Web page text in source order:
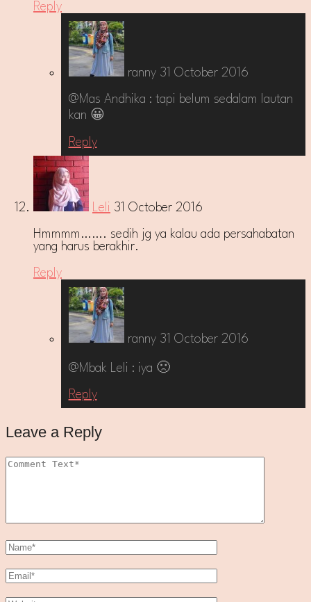
Reply
ranny 31 October 2016
@Mas Andhika : tapi belum sedalam lautan
kan 😀
Reply
Leli 31 October 2016
Hmmmm……. sedih jg ya kalau ada persahabatan
yang harus berakhir.
Reply
ranny 31 October 2016
@Mbak Leli : iya 🙁
Reply
Leave a Reply